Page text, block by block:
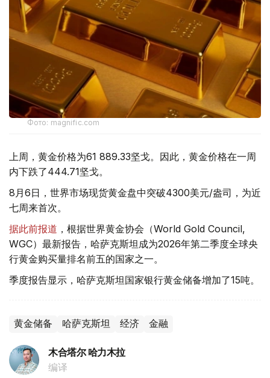
Фото: magnific.com
上周，黄金价格为61 889.33坚戈。因此，黄金价格在一周
内下跌了444.71坚戈。
8月6日，世界市场现货黄金盘中突破4300美元/盎司，为近
七周来首次。
据此前报道 ，根据世界黄金协会（World Gold Council,
WGC）最新报告，哈萨克斯坦成为2026年第二季度全球央
行黄金购买量排名前五的国家之一。
季度报告显示，哈萨克斯坦国家银行黄金储备增加了15吨。
黄金储备 哈萨克斯坦 经济 金融
木合塔尔 哈力木拉
编译